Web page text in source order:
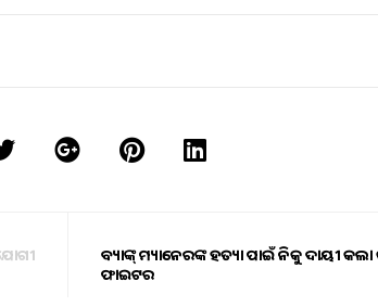
ବ୍ୟାଙ୍କ୍‌ ମ୍ୟାନେଜରଙ୍କ ହତ୍ୟା ପାଇଁ ନିଜକୁ ଦାୟୀ କଲା
ଫାଇଟର